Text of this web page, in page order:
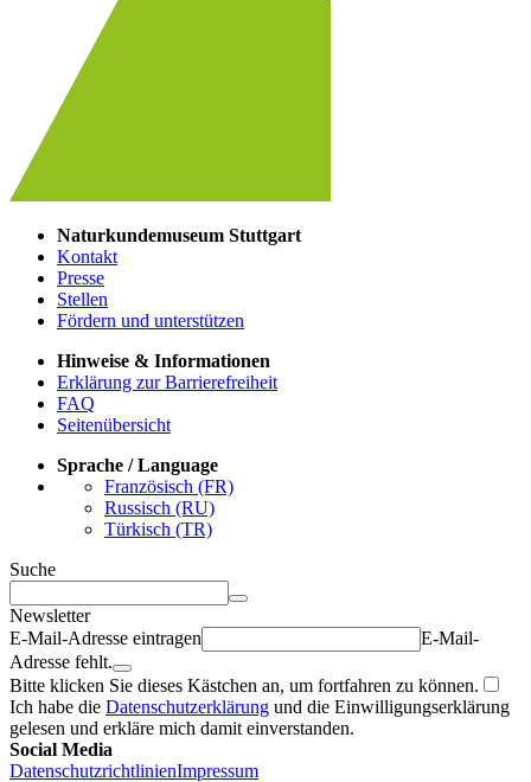
Naturkundemuseum Stuttgart
Kontakt
Presse
Stellen
Fördern und unterstützen
Hinweise & Informationen
Erklärung zur Barrierefreiheit
FAQ
Seitenübersicht
Sprache / Language
Französisch (FR)
Russisch (RU)
Türkisch (TR)
Suche
Newsletter
E-Mail-Adresse eintragen
E-Mail-
Adresse fehlt.
Bitte klicken Sie dieses Kästchen an, um fortfahren zu können.
Ich habe die Datenschutzerklärung und die Einwilligungserklärung
gelesen und erkläre mich damit einverstanden.
Social Media
DatenschutzrichtlinienImpressum